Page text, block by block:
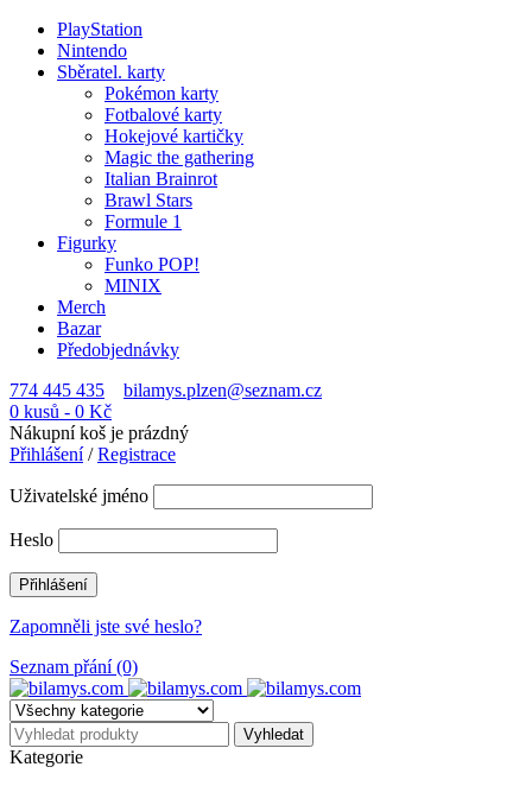
PlayStation
Nintendo
Sběratel. karty
Pokémon karty
Fotbalové karty
Hokejové kartičky
Magic the gathering
Italian Brainrot
Brawl Stars
Formule 1
Figurky
Funko POP!
MINIX
Merch
Bazar
Předobjednávky
774 445 435
bilamys.plzen@seznam.cz
0 kusů - 0 Kč
Nákupní koš je prázdný
Přihlášení/Registrace
Uživatelské jméno
Heslo
Zapomněli jste své heslo?
Seznam přání (0)
Kategorie